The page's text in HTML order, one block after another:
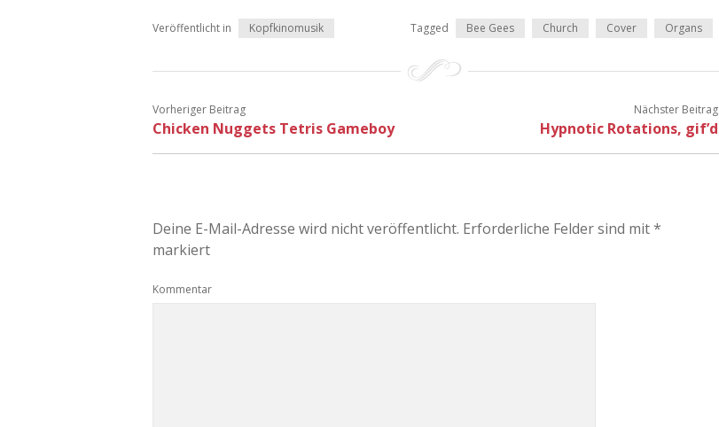
Veröffentlicht in Kopfkinomusik Tagged Bee Gees Church Cover Organs
Vorheriger Beitrag
Chicken Nuggets Tetris Gameboy
Nächster Beitrag
Hypnotic Rotations, gif’d
Deine E-Mail-Adresse wird nicht veröffentlicht. Erforderliche Felder sind mit*
markiert
Kommentar